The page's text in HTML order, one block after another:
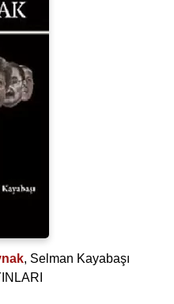
, Selman Kayabaşı